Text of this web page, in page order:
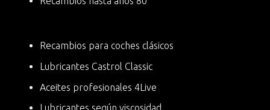
Recambios para coches clásicos
Lubricantes Castrol Classic
Aceites profesionales 4Live
Lubricantes según viscosidad